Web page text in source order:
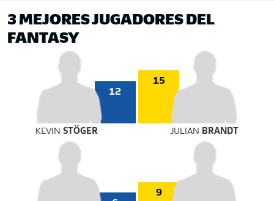
3 MEJORES JUGADORES DEL
FANTASY
12
15
KEVIN STÖGER JULIAN BRANDT
9